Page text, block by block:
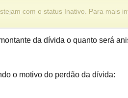
com o status Inativo. Para mais
da dívida o quanto será
o motivo do perdão da dívida: